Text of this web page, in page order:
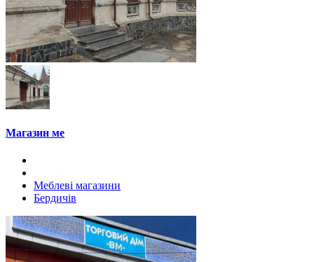
Магазин ме
Меблеві магазини
Бердичів